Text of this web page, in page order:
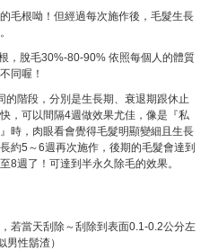
毛根呦！但經過每次施作後，毛髮生長
，脫毛30%-80-90% 依照每個人的體質
同喔！
的階段，分別是生長期、衰退期跟休止
，可以間隔4週做效果尤佳，像是『私
時，肉眼看會覺得毛髮明顯變細且生長
約5～6週再次施作，後期的毛髮會達到
8週了！可達到半永久除毛的效果。
若當天刮除～刮除到表面0.1-0.2公分左
男性鬍渣）